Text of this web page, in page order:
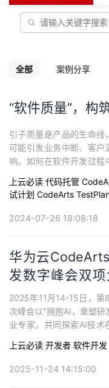
动
关
的
发
者
学
堂
我
的
程
我
认
证
的
实
我
的
藏
我
Programs
的
支
持
我
的
技
支
持
我
的
声
建
议
全部 案例分享
“软件质量”，构
引子质量是产品的生命
可能引发业务中断、客
响。如何在软件开发过
品研发，需要在软件开发
让缺陷在开发、测试、部
来看，需要从代码质量、
上云必读 代码托管
试计划 CodeArts
2024-07-26 18:08:18
华为云
发数字峰会双
可
2025年11月14-15日，第
次峰会以“拥抱AI，重塑
业专家，共同探索AI技
能化研发领域的卓越创新
“AI研发应用场景创新奖”两
上云必读 开发者 软件开发
2025-11-24 14:15:00